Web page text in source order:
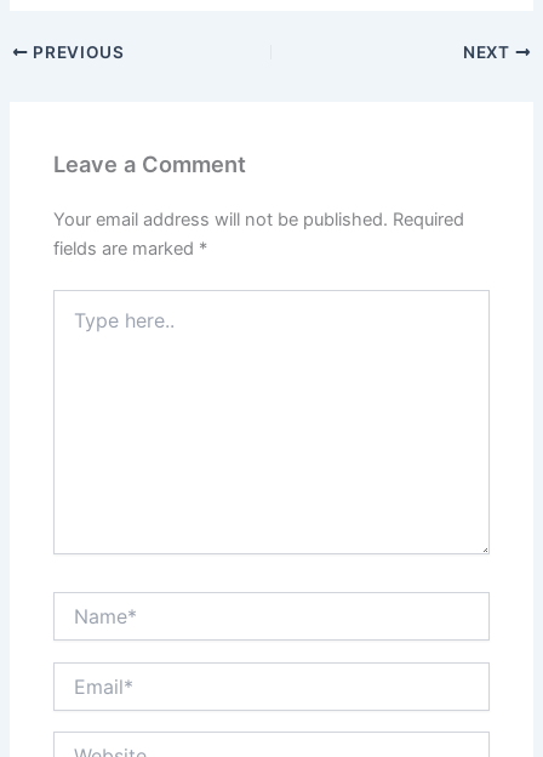
c
e
o
k
st
o
o
PREVIOUS NEXT
Leave a Comment
Your email address will not be published. Required
fields are marked *
here..